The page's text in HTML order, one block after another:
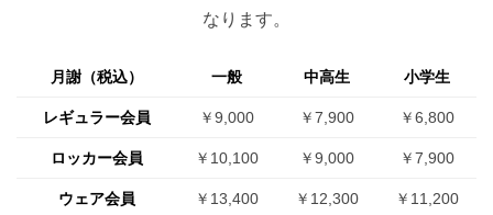
なります。
月謝（税込） 一般 中高生 小学生
レギュラー会員 ￥9,000 ￥7,900 ￥6,800
ロッカー会員 ￥10,100 ￥9,000 ￥7,900
ウェア会員 ￥13,400 ￥12,300 ￥11,200